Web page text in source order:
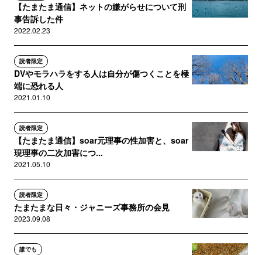
【たまたま通信】ネットの嫌がらせについて刑
事告訴した件
2022.02.23
読者限定
DVやモラハラをする人は自分が傷つくことを極
端に恐れる人
2021.01.10
読者限定
【たまたま通信】soar元理事の性加害と、soar
現理事の二次加害につ...
2021.05.10
読者限定
たまたまな日々・ジャニーズ事務所の会見
2023.09.08
誰でも